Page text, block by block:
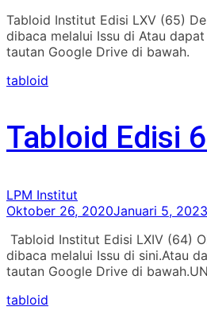
Tabloid Institut Edisi LXV (65)
dibaca melalui Issu di Atau
tautan Google Drive di bawah.
tabloid
Tabloid Edisi
LPM Institut
Oktober 26, 2020Januari 5, 2023
Tabloid Institut Edisi LXIV (64)
dibaca melalui Issu di sini.Atau
tautan Google Drive di
tabloid